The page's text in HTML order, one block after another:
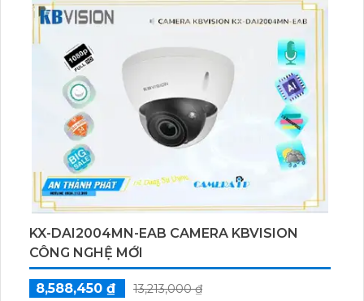
khả năng xử lý hình ảnh sáng đẹp và độ nét lên đến
2.0 MP. Ngoài ra, nó còn tích hợp công nghệ tiết
kiệm băng thông H.265+/H.265/H.264+/H.264, giúp
tiết kiệm được nguồn tài nguyên. Cuối cùng, camera
còn hỗ trợ công nghệ Starlight chất lượng để nhìn
đêm rõ nét.
KX-DAI2004MN-EAB CAMERA KBVISION
CÔNG NGHỆ MỚI
8,588,450 ₫
13,213,000 ₫